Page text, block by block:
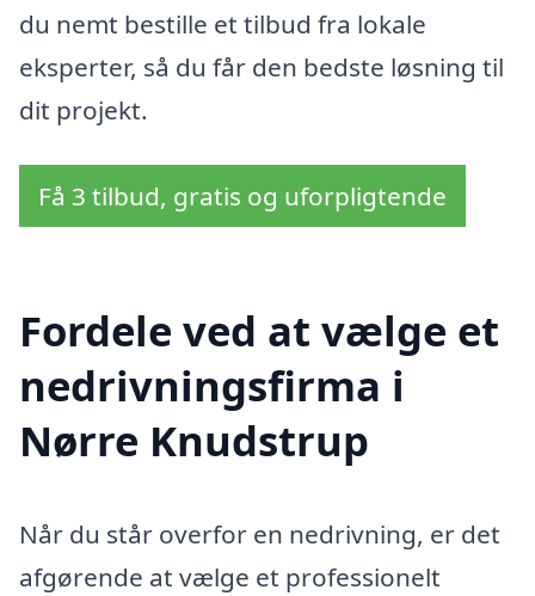
du nemt bestille et tilbud fra lokale
eksperter, så du får den bedste løsning til
dit projekt.
Få 3 tilbud, gratis og uforpligtende
Fordele ved at vælge et
nedrivningsfirma i
Nørre Knudstrup
Når du står overfor en nedrivning, er det
afgørende at vælge et professionelt